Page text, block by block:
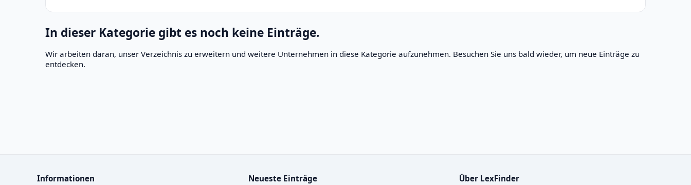
In dieser Kategorie gibt es noch keine Einträge.
Wir arbeiten daran, unser Verzeichnis zu erweitern und weitere Unternehmen in diese Kategorie aufzunehmen. Besuchen Sie uns bald wieder, um neue Einträge zu
entdecken.
Informationen Neueste Einträge Über LexFinder